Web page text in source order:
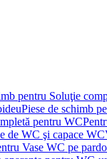
pentru Soluţie
Piese de schimb
pentru WC
de WC şi capace WC
Vase WC pe